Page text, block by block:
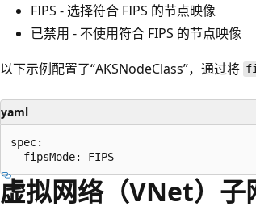
FIPS - 选择符合 FIPS 的节点映像
已禁用 - 不使用符合 FIPS 的节点映像
以下示例配置了“AKSNodeClass”，通过将
yaml
spec:
虚拟网络（VNet）子